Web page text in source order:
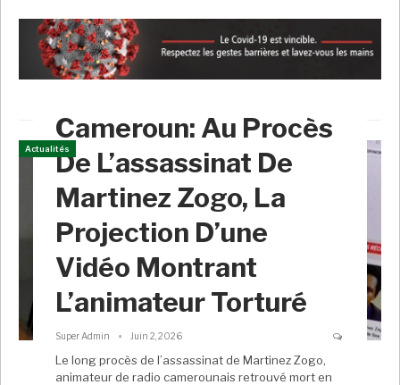
Actualités
Cameroun: Au Procès
De L’assassinat De
Martinez Zogo, La
Projection D’une
Vidéo Montrant
L’animateur Torturé
Super Admin Juin 2, 2026
Le long procès de l’assassinat de Martinez Zogo,
animateur de radio camerounais retrouvé mort en